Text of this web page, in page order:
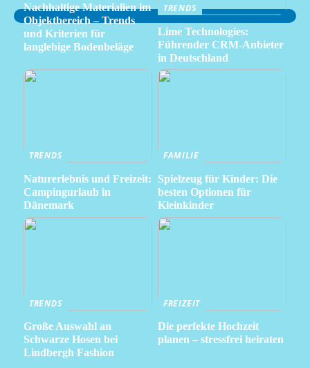
Nachhaltige Materialien im
Objektbereich – Trends
und Kriterien für
langlebige Bodenbeläge
TRENDS
Lime Technologies:
Führender CRM-Anbieter
in Deutschland
TRENDS
Naturerlebnis und Freizeit:
Campingurlaub in
Dänemark
FAMILIE
Spielzeug für Kinder: Die
besten Optionen für
Kleinkinder
TRENDS
Große Auswahl an
Schwarze Hosen bei
Lindbergh Fashion
FREIZEIT
Die perfekte Hochzeit
planen – stressfrei heiraten